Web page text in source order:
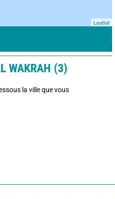
Leaflet
WAKRAH (3)
la ville que vous